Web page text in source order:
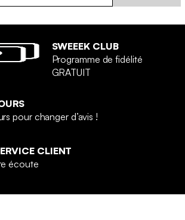
SWEEEK CLUB
Programme de fidélité
GRATUIT
pour changer d’avis !
CLIENT
écoute